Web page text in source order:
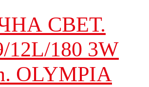
СВЕТ.
12L/180 3W
OLYMPIA